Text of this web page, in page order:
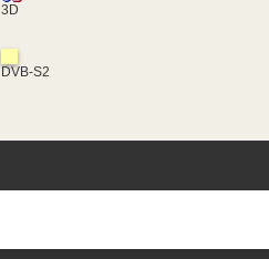
3D
DVB-S2